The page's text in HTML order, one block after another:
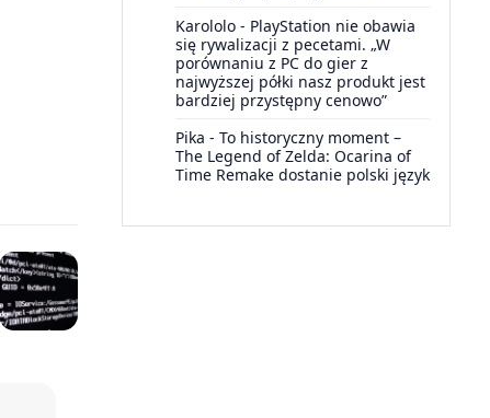
Karololo - PlayStation nie obawia
się rywalizacji z pecetami. „W
porównaniu z PC do gier z
najwyższej półki nasz produkt jest
bardziej przystępny cenowo”
Pika - To historyczny moment –
The Legend of Zelda: Ocarina of
Time Remake dostanie polski język